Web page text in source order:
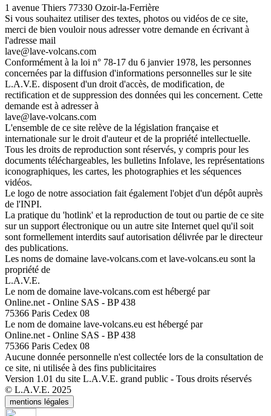
1 avenue Thiers 77330 Ozoir-la-Ferrière
Si vous souhaitez utiliser des textes, photos ou vidéos de ce site,
merci de bien vouloir nous adresser votre demande en écrivant à
l'adresse mail
lave@lave-volcans.com
Conformément à la loi n° 78-17 du 6 janvier 1978, les personnes
concernées par la diffusion d'informations personnelles sur le site
L.A.V.E. disposent d'un droit d'accès, de modification, de
rectification et de suppression des données qui les concernent. Cette
demande est à adresser à
lave@lave-volcans.com
L'ensemble de ce site relève de la législation française et
internationale sur le droit d'auteur et de la propriété intellectuelle.
Tous les droits de reproduction sont réservés, y compris pour les
documents téléchargeables, les bulletins Infolave, les représentations
iconographiques, les cartes, les photographies et les séquences
vidéos.
Le logo de notre association fait également l'objet d'un dépôt auprès
de l'INPI.
La pratique du 'hotlink' et la reproduction de tout ou partie de ce site
sur un support électronique ou un autre site Internet quel qu'il soit
sont formellement interdits sauf autorisation délivrée par le directeur
des publications.
Les noms de domaine lave-volcans.com et lave-volcans.eu sont la
propriété de
L.A.V.E.
Le nom de domaine lave-volcans.com est hébergé par
Online.net - Online SAS - BP 438
75366 Paris Cedex 08
Le nom de domaine lave-volcans.eu est hébergé par
Online.net - Online SAS - BP 438
75366 Paris Cedex 08
Aucune donnée personnelle n'est collectée lors de la consultation de
ce site, ni utilisée à des fins publicitaires
Version 1.01 du site L.A.V.E. grand public - Tous droits réservés
© L.A.V.E. 2025
mentions légales